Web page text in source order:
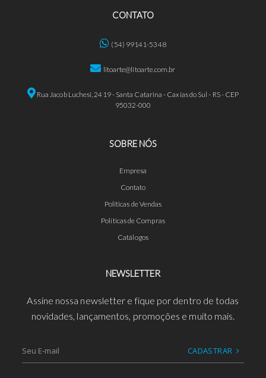
CONTATO
(54) 99141-5348
litoarte@litoarte.com.br
Rua Jacob Luchesi, 2419 - Santa Catarina - Caxias do Sul - RS - CEP
95032-000
SOBRE NÓS
Empresa
Contato
Políticas de Vendas
Políticas de Compras
Catálogos
NEWSLETTER
Assine nossa newsletter e fique por dentro de todas
novidades, lançamentos, promoções e muito mais.
CADASTRAR